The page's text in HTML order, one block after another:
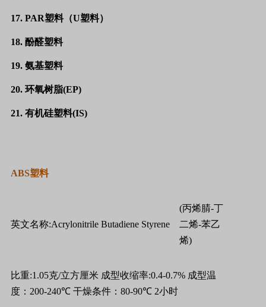
17. PAR塑料（U塑料）
18. 酚醛塑料
19. 氨基塑料
20. 环氧树脂(EP)
21. 有机硅塑料(IS)
ABS塑料
英文名称:Acrylonitrile Butadiene Styrene
(丙烯腈-丁
二烯-苯乙
烯)
比重:1.05克/立方厘米 成型收缩率:0.4-0.7% 成型温
度： 200-240℃ 干燥条件： 80-90℃ 2小时